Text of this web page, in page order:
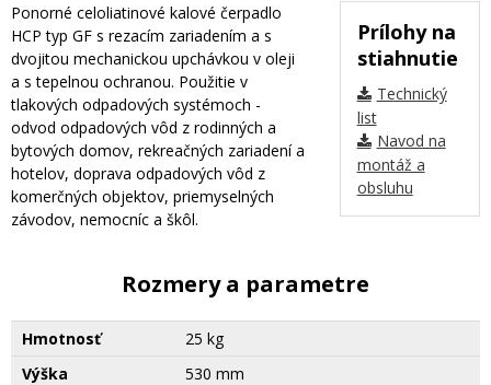
Prílohy na
stiahnutie
Technický
list
Navod na
montáž a
obsluhu
Ponorné celoliatinové kalové čerpadlo
HCP typ GF s rezacím zariadením a s
dvojitou mechanickou upchávkou v oleji
a s tepelnou ochranou. Použitie v
tlakových odpadových systémoch -
odvod odpadových vôd z rodinných a
bytových domov, rekreačných zariadení a
hotelov, doprava odpadových vôd z
komerčných objektov, priemyselných
závodov, nemocníc a škôl.
Rozmery a parametre
Hmotnosť
25 kg
Výška
530 mm